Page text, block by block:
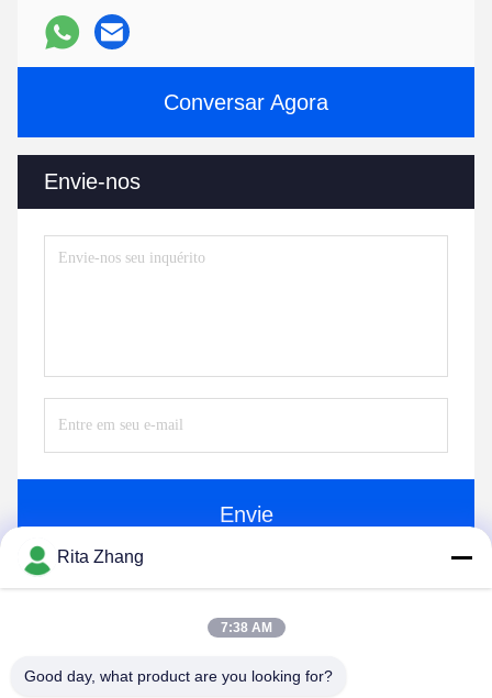
Conversar Agora
Envie-nos
Envie
GUANGDONG SHANAN TECHNOLOGY
Rita Zhang
7:38 AM
Good day, what product are you looking for?